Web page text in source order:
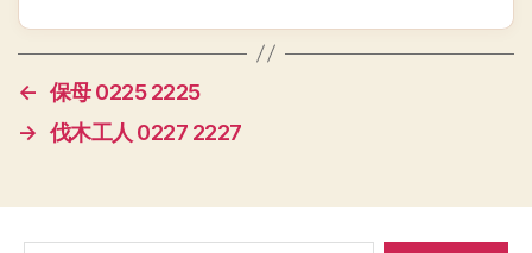
← 保母 0225 2225
→ 伐木工人 0227 2227